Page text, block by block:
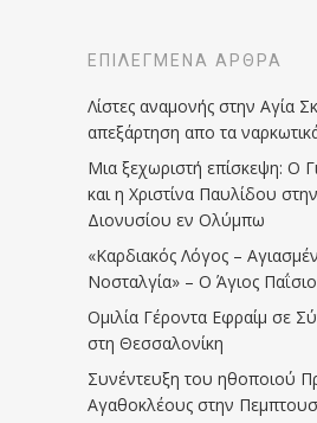
ΕΠΙΛΕΓΜΈΝΑ ΆΡΘΡΑ
Λίστες αναμονής στην Αγία
απεξάρτηση απο τα
Μια ξεχωριστή επίσκεψη: Ο
και η Χριστίνα Παυλίδου
Διονυσίου εν Ολύμπω
«Καρδιακός Λόγος –
Νοσταλγία» – Ο Άγιος
Ομιλία Γέροντα Εφραίμ σε
στη Θεσσαλονίκη
Συνέντευξη του ηθοποιού
Αγαθοκλέους στην